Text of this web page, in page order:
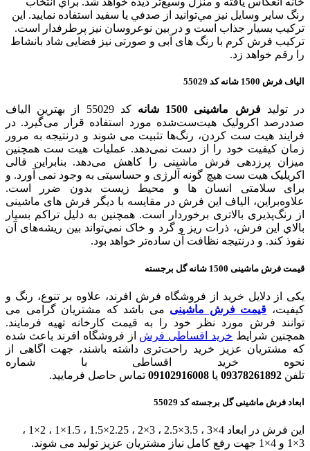
رنگ ساير وسايل نيز مي‌توانيد از صدفي يا سفيد استفاده نماييد. اين
تركيب بسيار جذاب است و در بين نوعروسان نيز پرطرفدار است.
ترکیب فرش کرم با رنگ های آبی و صورتی نیز فضایی شاد بانشاط
را رقم خواهد زد.
الیاف فرش 1500 شانه کد 55029
در تولیدفرش ماشینی 15 00 شانه
کد 55029 از بهترین الیاف
صددرصد اکرولیک هیت‌ست‌شده مورد استفاده قرار می‌گیرد. در
فرایند هیت ست کردن، رنگ‌ها تثبیت می شوند و درنتیجه به مرور
زمان کیفیت خود را از دست نمی‌دهد. عملیات هیت ست همچنین
میزان پرزدهی فرش ماشینی را کاهش می‌دهد. بنابراین قالی
اکریلیک هیت ست هیچ گونه آلرژی و حساسیتی به وجود نمی آورد. و
برای سلامتی انسان ها و محیط زیست بدون ضرر است.
علاوه‌بر‌این، الیاف این فرش در مقایسه با دیگر فرش های ماشینی
از رنگ‌پذیری بالاتری برخوردار است. همچنين به دليل تراكم بسيار
بالاي اين فرش، ذرات ریز و گرد و خاک نمي‌تواند بین ریشه‌های آن
نفوذ کند. و درنتیجه نظافت آن ساده‌تر خواهد بود.
قیمت فرش ماشینی 1500 شانه گل برجسته
یکی از دلایل خرید از فروشگاه فرش افرند، علاوه بر تنوع، رنگ و
کیفیت، قیمت فرش ماشینی می باشد که مشتریان گرامی می
توانند فرش مورد نظر خود را به قیمت کارخانه تهیه فرمایند.
همچنین شرایط خرید اقساطی فرش از فروشگاه افرند باعث شده
که مشتریان عزیز خرید راحت‌تری داشته باشند، جهت اگاهی از
نحوه خرید اقساطی با شماره
تلفن 09378261892 یا 09102916008 تماس حاصل فرمایید.
ابعاد فرش ماشینی گل برجسته کد 55029
این فرش در ابعاد 4×3 ، 3.5×2.5 ، 3×2 ، 2.25×1.5 ، 1.5×1 ، 2×1 ،
3×1 و 4×1 جهت رفع کامل نیاز مشتریان عزیز تولید می شوند.